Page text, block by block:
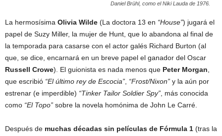
Daniel Brühl, como el Niki Lauda de 1976.
La hermosísima Olivia Wilde (La doctora 13 en “House”) jugará el
papel de Suzy Miller, la mujer de Hunt, que lo abandona al final de
la temporada para casarse con el actor galés Richard Burton (al
que, se dice, encarnará en un breve papel el ganador del Oscar
Russell Crowe). El guionista es nada menos que Peter Morgan
que escribió “El último rey de Escocia” “Frost/Nixon” y la aún por
estrenar (e imperdible) “Tinker Tailor Soldier Spy” , más conocida
como “El Topo” sobre la novela homónima de John Le Carré.
Después de muchas décadas sin películas de Fórmula 1 (tras la